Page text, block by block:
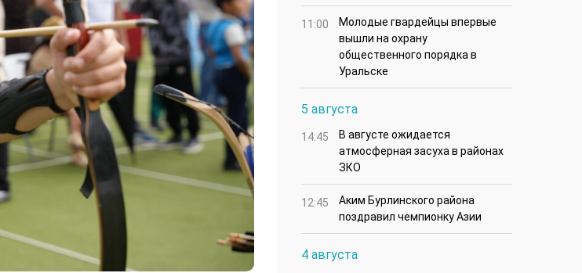
11:00
Молодые гвардейцы впервые
вышли на охрану
общественного порядка в
Уральске
5 августа
14:45
В августе ожидается
атмосферная засуха в районах
ЗКО
12:45
Аким Бурлинского района
поздравил чемпионку Азии
4 августа